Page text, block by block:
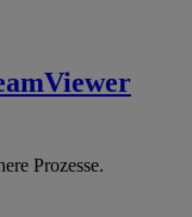
Prozesse.